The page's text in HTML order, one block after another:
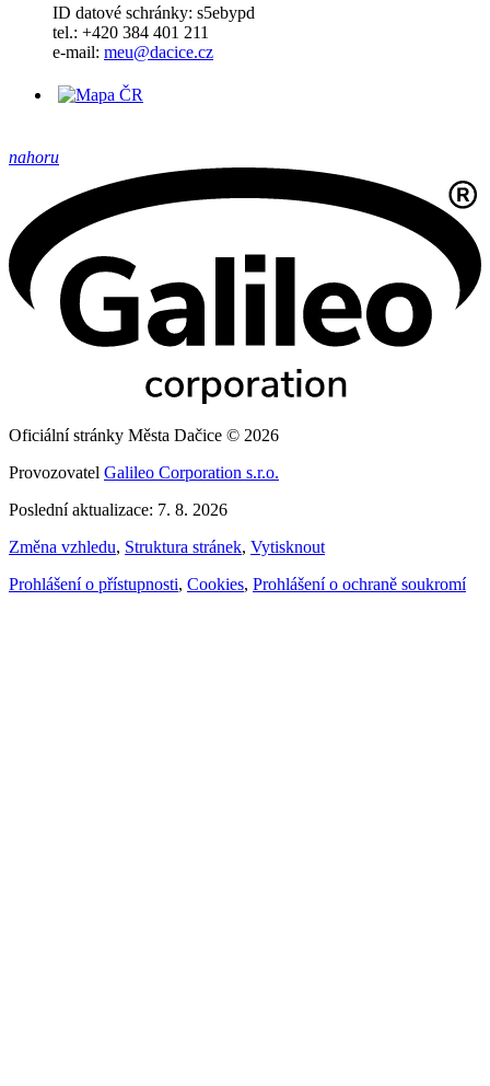
ID datové schránky: s5ebypd
tel.: +420 384 401 211
e-mail: meu@dacice.cz
nahoru
Oficiální stránky Města Dačice © 2026
Provozovatel Galileo Corporation s.r.o.
Poslední aktualizace: 7. 8. 2026
Změna vzhledu, Struktura stránek, Vytisknout
Prohlášení o přístupnosti, Cookies, Prohlášení o ochraně soukromí